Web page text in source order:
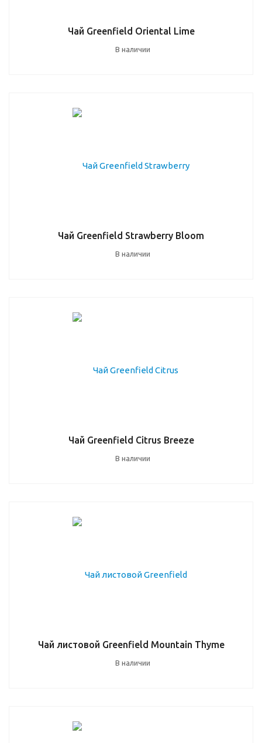
Чай Greenfield Oriental Lime
В наличии
Чай Greenfield Strawberry Bloom
В наличии
Чай Greenfield Citrus Breeze
В наличии
Чай листовой Greenfield Mountain Thyme
В наличии